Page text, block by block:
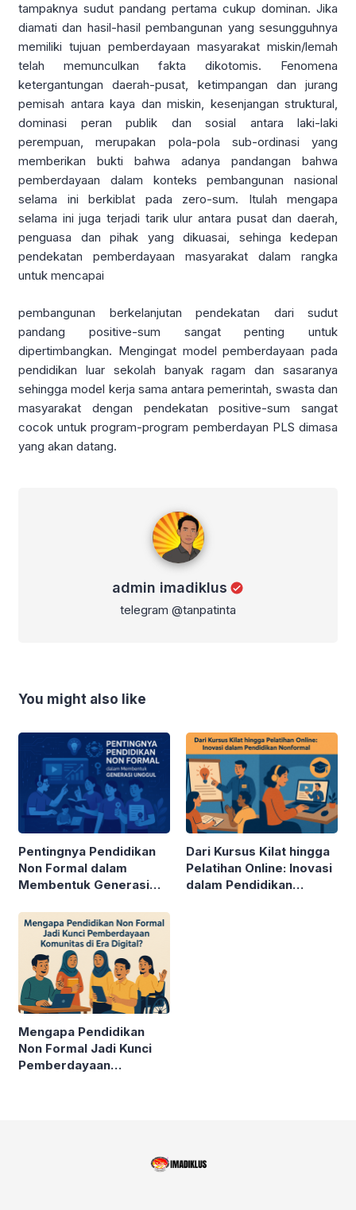
tampaknya sudut pandang pertama cukup dominan. Jika
diamati dan hasil-hasil pembangunan yang sesungguhnya
memiliki tujuan pemberdayaan masyarakat miskin/lemah
telah memunculkan fakta dikotomis. Fenomena
ketergantungan daerah-pusat, ketimpangan dan jurang
pemisah antara kaya dan miskin, kesenjangan struktural,
dominasi peran publik dan sosial antara laki-laki
perempuan, merupakan pola-pola sub-ordinasi yang
memberikan bukti bahwa adanya pandangan bahwa
pemberdayaan dalam konteks pembangunan nasional
selama ini berkiblat pada zero-sum. Itulah mengapa
selama ini juga terjadi tarik ulur antara pusat dan daerah,
penguasa dan pihak yang dikuasai, sehinga kedepan
pendekatan pemberdayaan masyarakat dalam rangka
untuk mencapai
pembangunan berkelanjutan pendekatan dari sudut
pandang positive-sum sangat penting untuk
dipertimbangkan. Mengingat model pemberdayaan pada
pendidikan luar sekolah banyak ragam dan sasaranya
sehingga model kerja sama antara pemerintah, swasta dan
masyarakat dengan pendekatan positive-sum sangat
cocok untuk program-program pemberdayan PLS dimasa
yang akan datang.
admin imadiklus
telegram @tanpatinta
You might also like
Pentingnya Pendidikan
Non Formal dalam
Membentuk Generasi
Dari Kursus Kilat hingga
Pelatihan Online: Inovasi
dalam Pendidikan
Mengapa Pendidikan
Non Formal Jadi Kunci
Pemberdayaan